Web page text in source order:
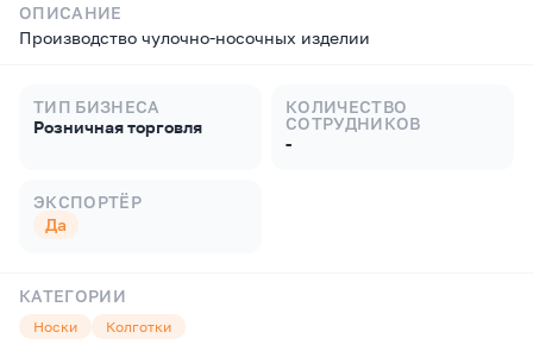
ОПИСАНИЕ
Производство чулочно-носочных изделии
ТИП БИЗНЕСА
Розничная торговля
КОЛИЧЕСТВО
СОТРУДНИКОВ
-
ЭКСПОРТЁР
Да
КАТЕГОРИИ
Носки Колготки